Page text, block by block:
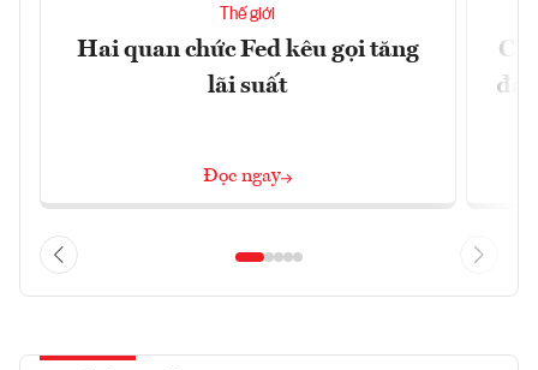
Thế giới
Hai quan chức Fed kêu gọi tăng
lãi suất
Đọc ngay
đã